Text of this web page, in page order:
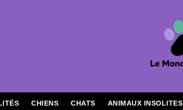
CHIENS CHATS ANIMAUX INSOLITES